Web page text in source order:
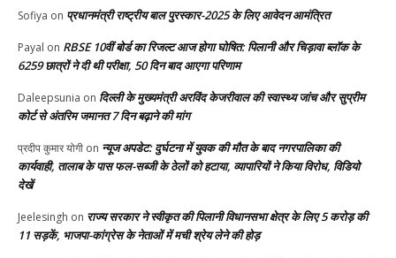
Sofiya on प्रधानमंत्री राष्ट्रीय बाल पुरस्कार-2025 के लिए आवेदन आमंत्रित
Payal on RBSE 10वीं बोर्ड का रिजल्ट आज होगा घोषित: पिलानी और चिड़ावा ब्लॉक के
6259 छात्रों ने दी थी परीक्षा, 50 दिन बाद आएगा परिणाम
Daleepsunia on दिल्ली के मुख्यमंत्री अरविंद केजरीवाल की स्वास्थ्य जांच और सुप्रीम
कोर्ट से अंतरिम जमानत 7 दिन बढ़ाने की मांग
प्रदीप कुमार योगी on न्यूज अपडेट: दुर्घटना में युवक की मौत के बाद नगरपालिका की
कार्यवाही, तालाब के पास फल-सब्जी के ठेलों को हटाया, व्यापारियों ने किया विरोध, विडियो
देखें
Jeelesingh on राज्य सरकार ने स्वीकृत की पिलानी विधानसभा क्षेत्र के लिए 5 करोड़ की
11 सड़कें, भाजपा-कांग्रेस के नेताओं में मची श्रेय लेने की होड़